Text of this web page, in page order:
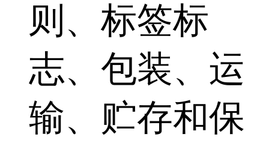
则、标签标
志、包装、运
输、贮存和保